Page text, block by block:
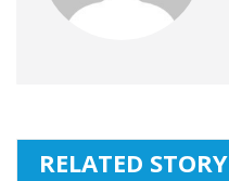
RELATED STORY